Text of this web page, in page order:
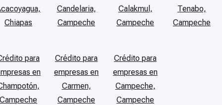
Chiapas
Candelaria,
Campeche
Calakmul,
Campeche
Tenabo,
Campeche
para
en
Campeche
Crédito para
empresas en
Carmen,
Campeche
Crédito para
empresas en
Campeche,
Campeche